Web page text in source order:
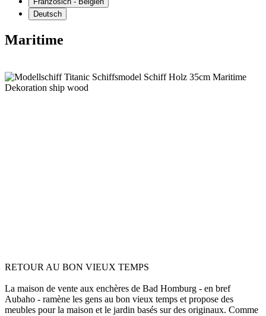
Deutsch
Maritime
RETOUR AU BON VIEUX TEMPS
La maison de vente aux enchères de Bad Homburg - en bref
Aubaho - ramène les gens au bon vieux temps et propose des
meubles pour la maison et le jardin basés sur des originaux. Comme